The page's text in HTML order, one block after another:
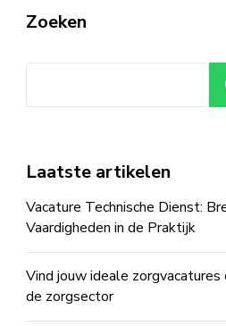
Zoeken
Laatste artikelen
Vacature Technische Dienst:
Vaardigheden in de Praktijk
Vind jouw ideale
de zorgsector